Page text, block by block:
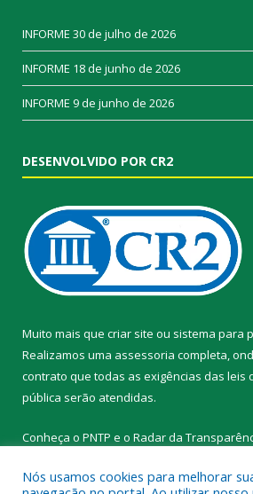
INFORME 30 de julho de 2026
INFORME 18 de junho de 2026
INFORME 9 de junho de 2026
DESENVOLVIDO POR CR2
Muito mais que criar site ou sistema para
Realizamos uma assessoria completa,
contrato que todas as exigências das leis
pública serão atendidas.
Conheça o PNTP e o Radar da
Nós usamos cookies para melhorar